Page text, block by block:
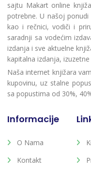
sajtu Makart online
potrebne. U našoj
kao i rečnici, vodiči i
saradnji sa vodećim
izdanja i sve aktuelne
kapitalna izdanja,
Naša internet knjižara
kupovinu, uz stalne
sa popustima od 30%,
Informacije
O Nama
Kontakt